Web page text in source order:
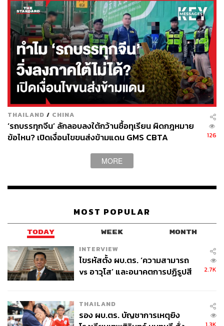
ช่วงที่ผ่านมา
การบุกจู่โจมเมืองเจนินหรือเมืองต่างๆ ในเวสต์แบงก์ซึ่ง
อยู่ภายใต้การยึดครองของอิสราเอลกลายเป็นเรื่องปกติ
มากขึ้นในช่วงระยะเวลามากกว่า 1 ปีที่ผ่านมา ซึ่งมี
การตอบโต้จากฝ่ายปาเลสไตน์เป็นระยะ
ขณะที่ก่อนหน้านี้เกิดเหตุ 2 มือปืนชาวปาเลสไตน์
สังหารผู้ตั้งถิ่นฐานชาวอิสราเอล 4 ราย ก่อนที่จะฆ่าตัว
ตาย ซึ่งหลังจากนั้นกลุ่มผู้ตั้งถิ่นฐานชาวอิสราเอลก็
ทำการบุกโจมตีหมู่บ้านของชาวปาเลสไตน์หลายแห่ง
บ้านใหม่หลายพันหลังสำหรับผู้ตั้งถิ่นฐานชาวอิสราเอล
นักวิเคราะห์มองว่าความขัดแย้งที่ขยายวงมากขึ้นในเจ
นินอาจเป็นส่วนหนึ่งของความพยายามของนายก
รัฐมนตรีเบนจามิน เนทันยาฮู ในการ ‘ปิดปาก’ หรือหยุด
การวิพากษ์วิจารณ์จากรัฐมนตรีฝ่ายขวาจัดในรัฐบาล
ของเขา ในขณะที่เขายังคงเผชิญกับแรงกดดันจาก
ด้านกลุ่ม Joint Operations Room ซึ่งเป็นกลุ่มต่อต้าน
THAILAND / CHINA
‘รถบรรทุกจีน’ ลักลอบลงใต้กว้านซื้อทุเรียน ผิดกฎหมาย
ข้อไหน? เปิดเงื่อนไขขนส่งข้ามแดน GMS CBTA
126
MORE
MOST POPULAR
TODAY WEEK MONTH
INTERVIEW
ไขรหัสตั้ง ผบ.ตร. ‘ความสามารถ
vs อาวุโส’ และอนาคตการปฏิรูปสี
2.7K
THAILAND
รอง ผบ.ตร. บัญชาการเหตุยิง